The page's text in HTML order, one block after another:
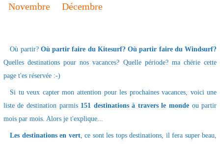
Novembre Décembre
Où partir? Où partir faire du Kitesurf? Où partir faire du Windsurf?
Quelles destinations pour nos vacances? Quelle période? ma chérie cette
page t'es réservée :-)
Si tu veux capter mon attention pour les prochaines vacances, voici une
liste de destination parmis 151 destinations à travers le monde ou partir
mois par mois. Alors je t'explique...
Les destinations en vert, ce sont les tops destinations, il fera super beau,